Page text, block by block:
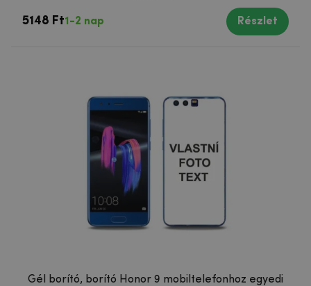
5148 Ft1-2 nap Részlet
Gél borító, borító Honor 9 mobiltelefonhoz egyedi